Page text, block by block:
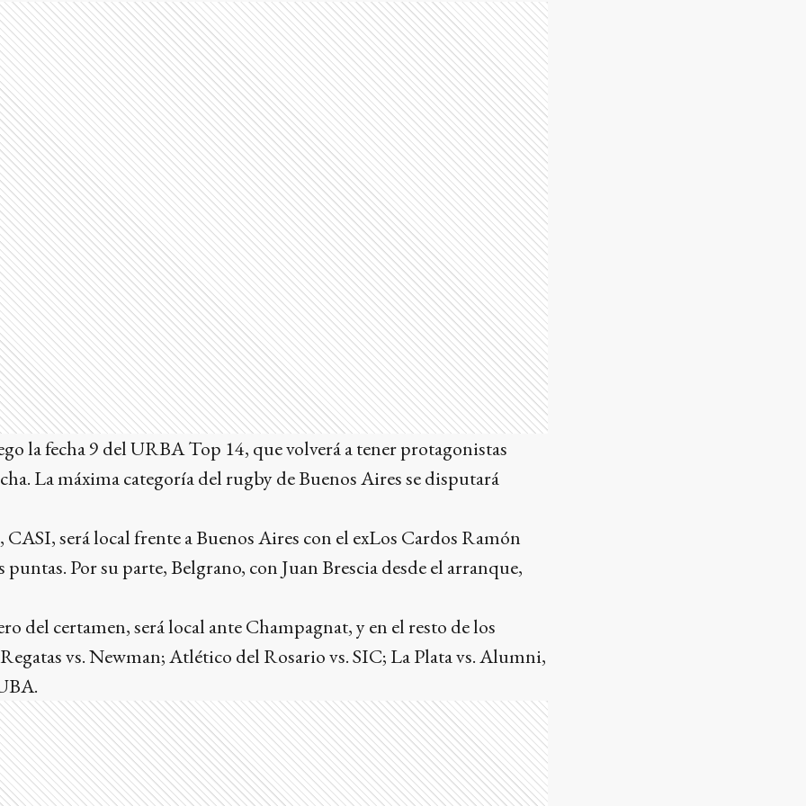
la fecha 9 del URBA Top 14, que volverá a tener protagonistas
La máxima categoría del rugby de Buenos Aires se disputará
será local frente a Buenos Aires con el exLos Cardos Ramón
Por su parte, Belgrano, con Juan Brescia desde el arranque,
del certamen, será local ante Champagnat, y en el resto de los
vs. Newman; Atlético del Rosario vs. SIC; La Plata vs. Alumni,